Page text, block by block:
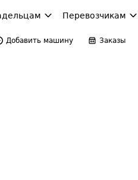
Перевозчикам
Добавить машину Заказы